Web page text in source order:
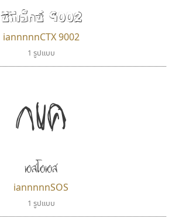
ซีทีเอ็กซ์ 9002
iannnnnCTX 9002
1 รูปแบบ
กขค
เอสโอเอส
iannnnnSOS
1 รูปแบบ